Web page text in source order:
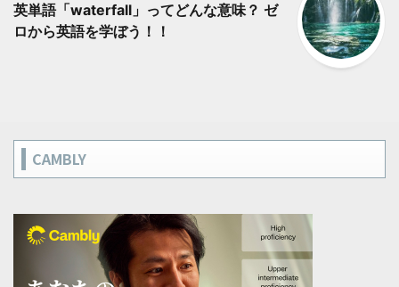
英単語「waterfall」ってどんな意味？ ゼ
ロから英語を学ぼう！！
CAMBLY